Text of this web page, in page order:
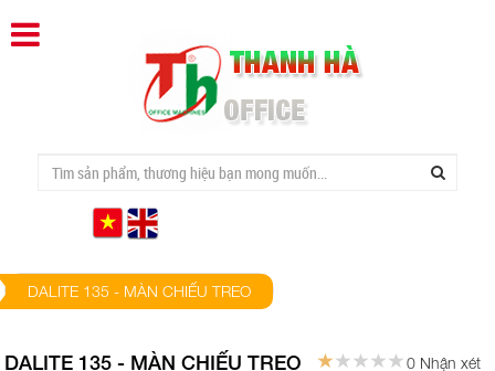
DALITE 135 - MÀN CHIẾU TREO
DALITE 135 - MÀN CHIẾU TREO 0 Nhận xét